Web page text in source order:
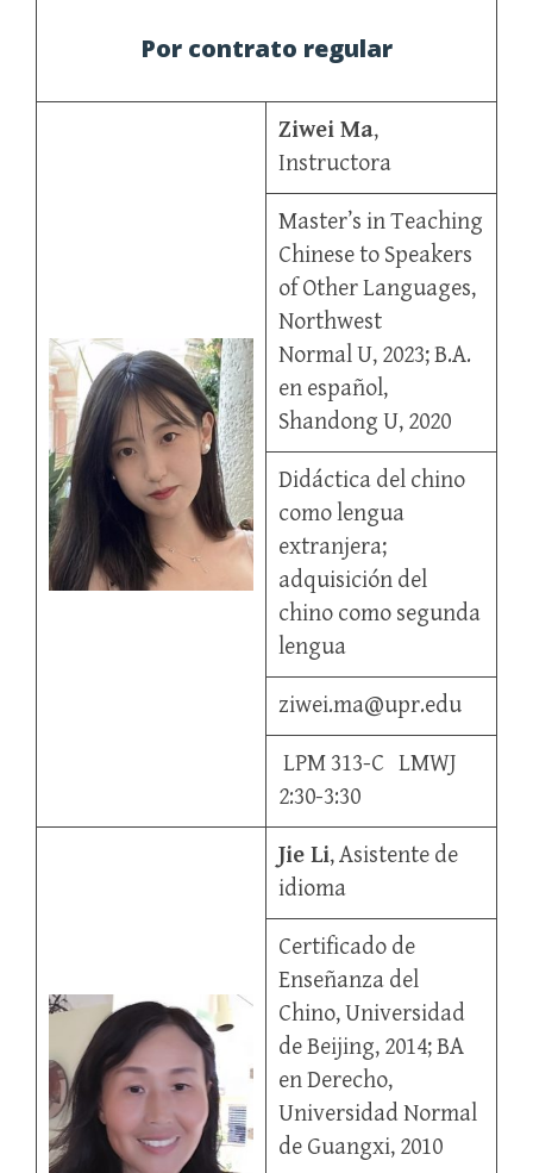
Por contrato regular
Ziwei Ma,
Instructora
Master’s in Teaching
Chinese to Speakers
of Other Languages,
Northwest
Normal U, 2023; B.A.
en español,
Shandong U, 2020
Didáctica del chino
como lengua
extranjera;
adquisición del
chino como segunda
lengua
ziwei.ma@upr.edu
LPM 313-C LMWJ
2:30-3:30
Jie Li, Asistente de
idioma
Certificado de
Enseñanza del
Chino, Universidad
de Beijing, 2014; BA
en Derecho,
Universidad Normal
de Guangxi, 2010